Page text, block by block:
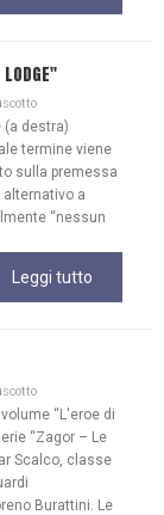
(a destra)
termine viene
sulla premessa
a
“nessun
Leggi tutto
“L'eroe di
“Zagor – Le
Scalco, classe
Burattini. Le